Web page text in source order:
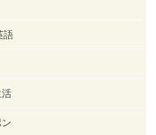
語
活